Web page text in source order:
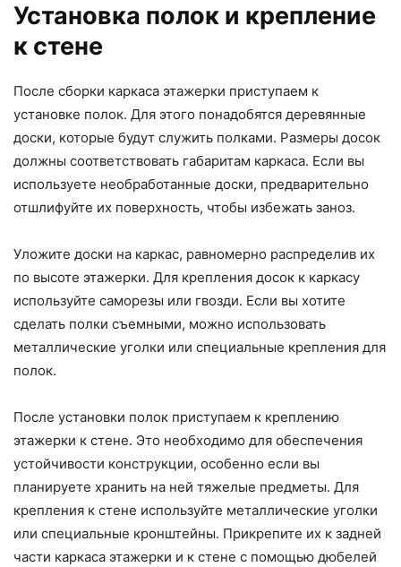
Установка полок и крепление
к стене
После сборки каркаса этажерки приступаем к
установке полок. Для этого понадобятся деревянные
доски, которые будут служить полками. Размеры досок
должны соответствовать габаритам каркаса. Если вы
используете необработанные доски, предварительно
отшлифуйте их поверхность, чтобы избежать заноз.
Уложите доски на каркас, равномерно распределив их
по высоте этажерки. Для крепления досок к каркасу
используйте саморезы или гвозди. Если вы хотите
сделать полки съемными, можно использовать
металлические уголки или специальные крепления для
полок.
После установки полок приступаем к креплению
этажерки к стене. Это необходимо для обеспечения
устойчивости конструкции, особенно если вы
планируете хранить на ней тяжелые предметы. Для
крепления к стене используйте металлические уголки
или специальные кронштейны. Прикрепите их к задней
части каркаса этажерки и к стене с помощью дюбелей